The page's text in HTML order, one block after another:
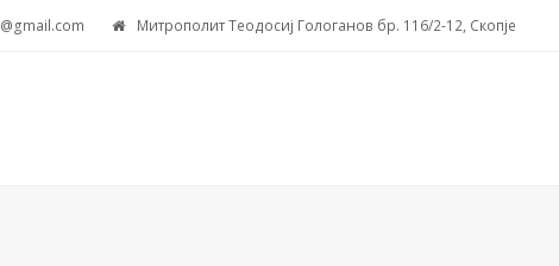
Митрополит Теодосиј Гологанов бр. 116/2-12, Скопје